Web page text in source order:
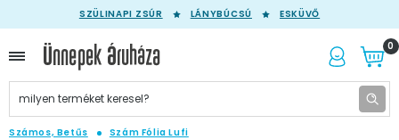
SZÜLINAPI ZSÚR LÁNYBÚCSÚ ESKÜVŐ
0
Számos, Betűs Szám Fólia Lufi